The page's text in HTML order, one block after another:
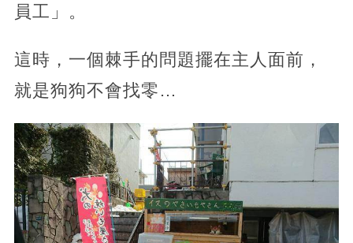
員工」。
這時，一個棘手的問題擺在主人面前，
就是狗狗不會找零…